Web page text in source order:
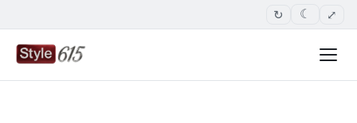
↻ ☾ ⤢